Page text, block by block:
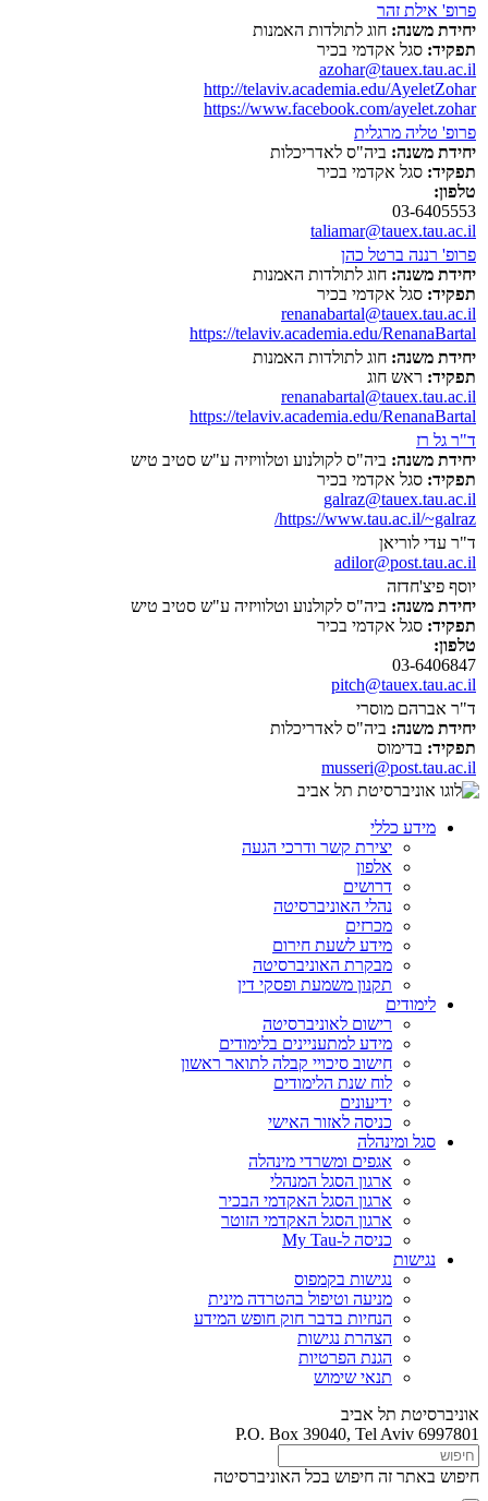
פרופ' אילת זהר
יחידת משנה: חוג לתולדות האמנות
תפקיד: סגל אקדמי בכיר
azohar@tauex.tau.ac.il
http://telaviv.academia.edu/AyeletZohar
https://www.facebook.com/ayelet.zohar
פרופ' טליה מרגלית
יחידת משנה: ביה"ס לאדריכלות
תפקיד: סגל אקדמי בכיר
טלפון:
03-6405553
taliamar@tauex.tau.ac.il
פרופ' רננה ברטל כהן
יחידת משנה: חוג לתולדות האמנות
תפקיד: סגל אקדמי בכיר
renanabartal@tauex.tau.ac.il
https://telaviv.academia.edu/RenanaBartal
יחידת משנה: חוג לתולדות האמנות
תפקיד: ראש חוג
renanabartal@tauex.tau.ac.il
https://telaviv.academia.edu/RenanaBartal
ד"ר גל רז
יחידת משנה: ביה"ס לקולנוע וטלוויזיה ע"ש סטיב טיש
תפקיד: סגל אקדמי בכיר
galraz@tauex.tau.ac.il
https://www.tau.ac.il/~galraz/
ד"ר עדי לוריאן
adilor@post.tau.ac.il
יוסף פיצ'חדזה
יחידת משנה: ביה"ס לקולנוע וטלוויזיה ע"ש סטיב טיש
תפקיד: סגל אקדמי בכיר
טלפון:
03-6406847
pitch@tauex.tau.ac.il
ד"ר אברהם מוסרי
יחידת משנה: ביה"ס לאדריכלות
תפקיד: בדימוס
musseri@post.tau.ac.il
מידע כללי
יצירת קשר ודרכי הגעה
אלפון
דרושים
נהלי האוניברסיטה
מכרזים
מידע לשעת חירום
מבקרת האוניברסיטה
תקנון משמעת ופסקי דין
לימודים
רישום לאוניברסיטה
מידע למתעניינים בלימודים
חישוב סיכויי קבלה לתואר ראשון
לוח שנת הלימודים
ידיעונים
כניסה לאזור האישי
סגל ומינהלה
אגפים ומשרדי מינהלה
ארגון הסגל המנהלי
ארגון הסגל האקדמי הבכיר
ארגון הסגל האקדמי הזוטר
כניסה ל-My Tau
נגישות
נגישות בקמפוס
מניעה וטיפול בהטרדה מינית
הנחיות בדבר חוק חופש המידע
הצהרת נגישות
הגנת הפרטיות
תנאי שימוש
אוניברסיטת תל אביב
P.O. Box 39040, Tel Aviv 6997801
חיפוש באתר זה חיפוש בכל האוניברסיטה